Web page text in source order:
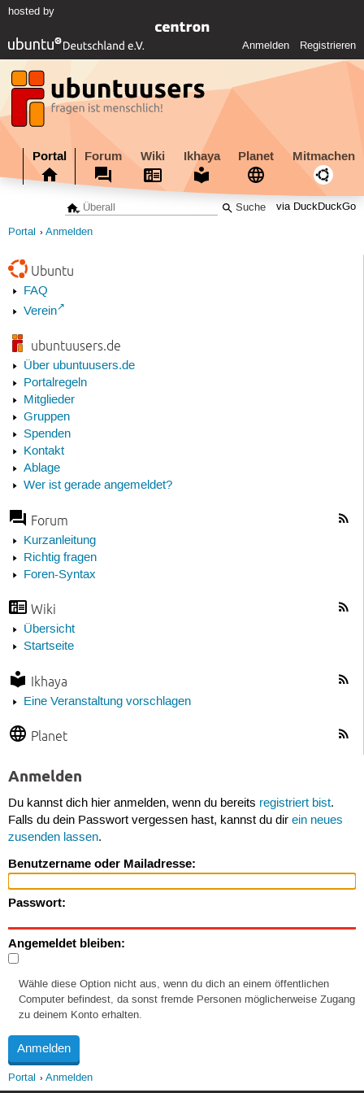
hosted by
Anmelden Registrieren
Portal Forum Wiki Ikhaya Planet Mitmachen
via DuckDuckGo
Portal Anmelden
Ubuntu
FAQ
Verein
ubuntuusers.de
Über ubuntuusers.de
Portalregeln
Mitglieder
Gruppen
Spenden
Kontakt
Ablage
Wer ist gerade angemeldet?
Forum
Kurzanleitung
Richtig fragen
Foren-Syntax
Wiki
Übersicht
Startseite
Ikhaya
Eine Veranstaltung vorschlagen
Planet
Anmelden
Du kannst dich hier anmelden, wenn du bereits registriert bist.
Falls du dein Passwort vergessen hast, kannst du dir ein neues
zusenden lassen.
Benutzername oder Mailadresse:
Passwort:
Angemeldet bleiben:
Wähle diese Option nicht aus, wenn du dich an einem öffentlichen
Computer befindest, da sonst fremde Personen möglicherweise Zugang
zu deinem Konto erhalten.
Portal Anmelden